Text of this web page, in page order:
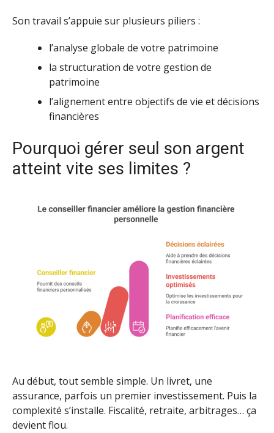
Son travail s’appuie sur plusieurs piliers :
l’analyse globale de votre patrimoine
la structuration de votre gestion de
patrimoine
l’alignement entre objectifs de vie et décisions
financières
Pourquoi gérer seul son argent
atteint vite ses limites ?
Au début, tout semble simple. Un livret, une
assurance, parfois un premier investissement. Puis la
complexité s’installe. Fiscalité, retraite, arbitrages… ça
devient flou.